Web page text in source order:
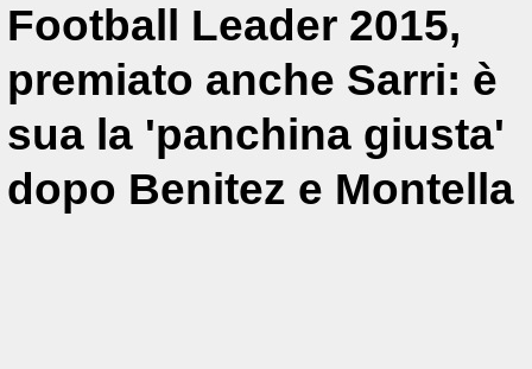
Football Leader 2015,
premiato anche Sarri: è
sua la 'panchina giusta'
dopo Benitez e Montella